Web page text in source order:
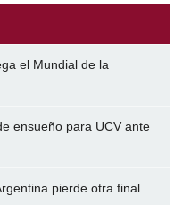
el Mundial de la
ensueño para UCV ante
pierde otra final